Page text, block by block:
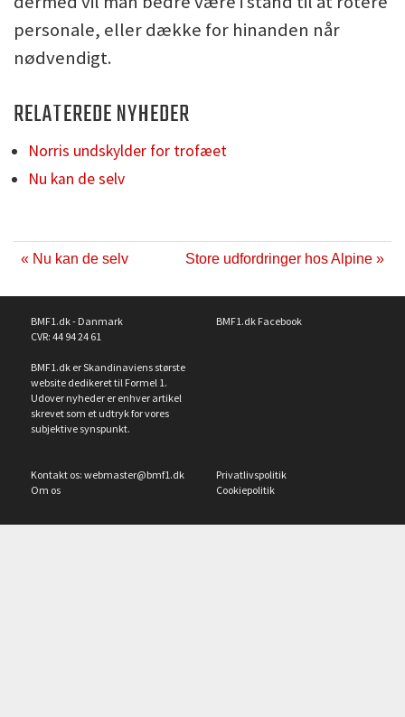
personale, eller dække for hinanden når
nødvendigt.
RELATEREDE NYHEDER
Norris undskylder for trofæet
Nu kan de selv
« Nu kan de selv Store udfordringer hos Alpine »
BMF1.dk - Danmark
CVR: 44 94 24 61
BMF1.dk er Skandinaviens største
website dedikeret til Formel 1.
Udover nyheder er enhver artikel
skrevet som et udtryk for vores
subjektive synspunkt.
BMF1.dk Facebook
Kontakt os: webmaster@bmf1.dk
Om os
Privatlivspolitik
Cookiepolitik